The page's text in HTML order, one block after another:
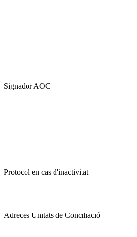
Signador AOC
Protocol en cas d'inactivitat
Adreces Unitats de Conciliació